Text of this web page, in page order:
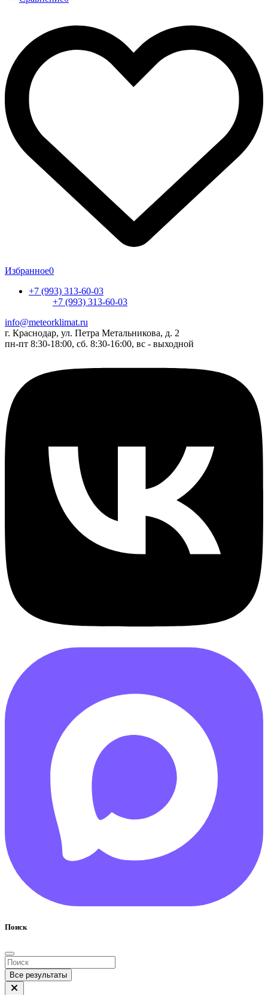
Избранное0
+7 (993) 313-60-03
+7 (993) 313-60-03
info@meteorklimat.ru
г. Краснодар, ул. Петра Метальникова, д. 2
пн-пт 8:30-18:00, сб. 8:30-16:00, вс - выходной
Поиск
Все результаты